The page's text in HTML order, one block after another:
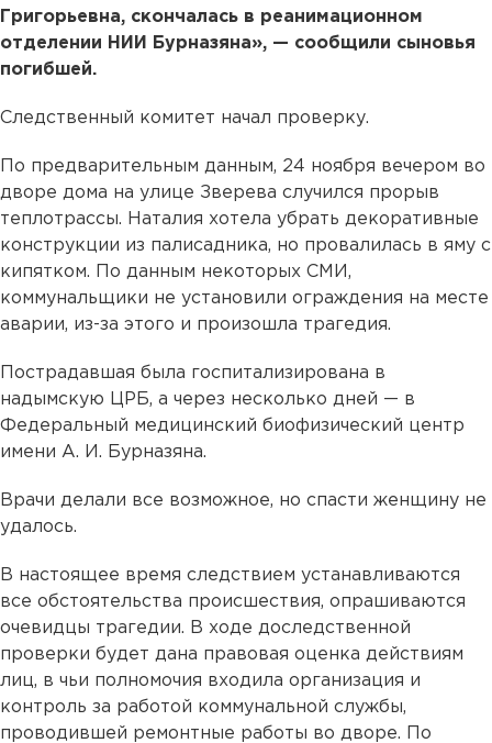
Григорьевна, скончалась в реанимационном
отделении НИИ Бурназяна», — сообщили сыновья
погибшей.
Следственный комитет начал проверку.
По предварительным данным, 24 ноября вечером во
дворе дома на улице Зверева случился прорыв
теплотрассы. Наталия хотела убрать декоративные
конструкции из палисадника, но провалилась в яму с
кипятком. По данным некоторых СМИ,
коммунальщики не установили ограждения на месте
аварии, из-за этого и произошла трагедия.
Пострадавшая была госпитализирована в
надымскую ЦРБ, а через несколько дней — в
Федеральный медицинский биофизический центр
имени А. И. Бурназяна.
Врачи делали все возможное, но спасти женщину не
удалось.
В настоящее время следствием устанавливаются
все обстоятельства происшествия, опрашиваются
очевидцы трагедии. В ходе доследственной
проверки будет дана правовая оценка действиям
лиц, в чьи полномочия входила организация и
контроль за работой коммунальной службы,
проводившей ремонтные работы во дворе. По